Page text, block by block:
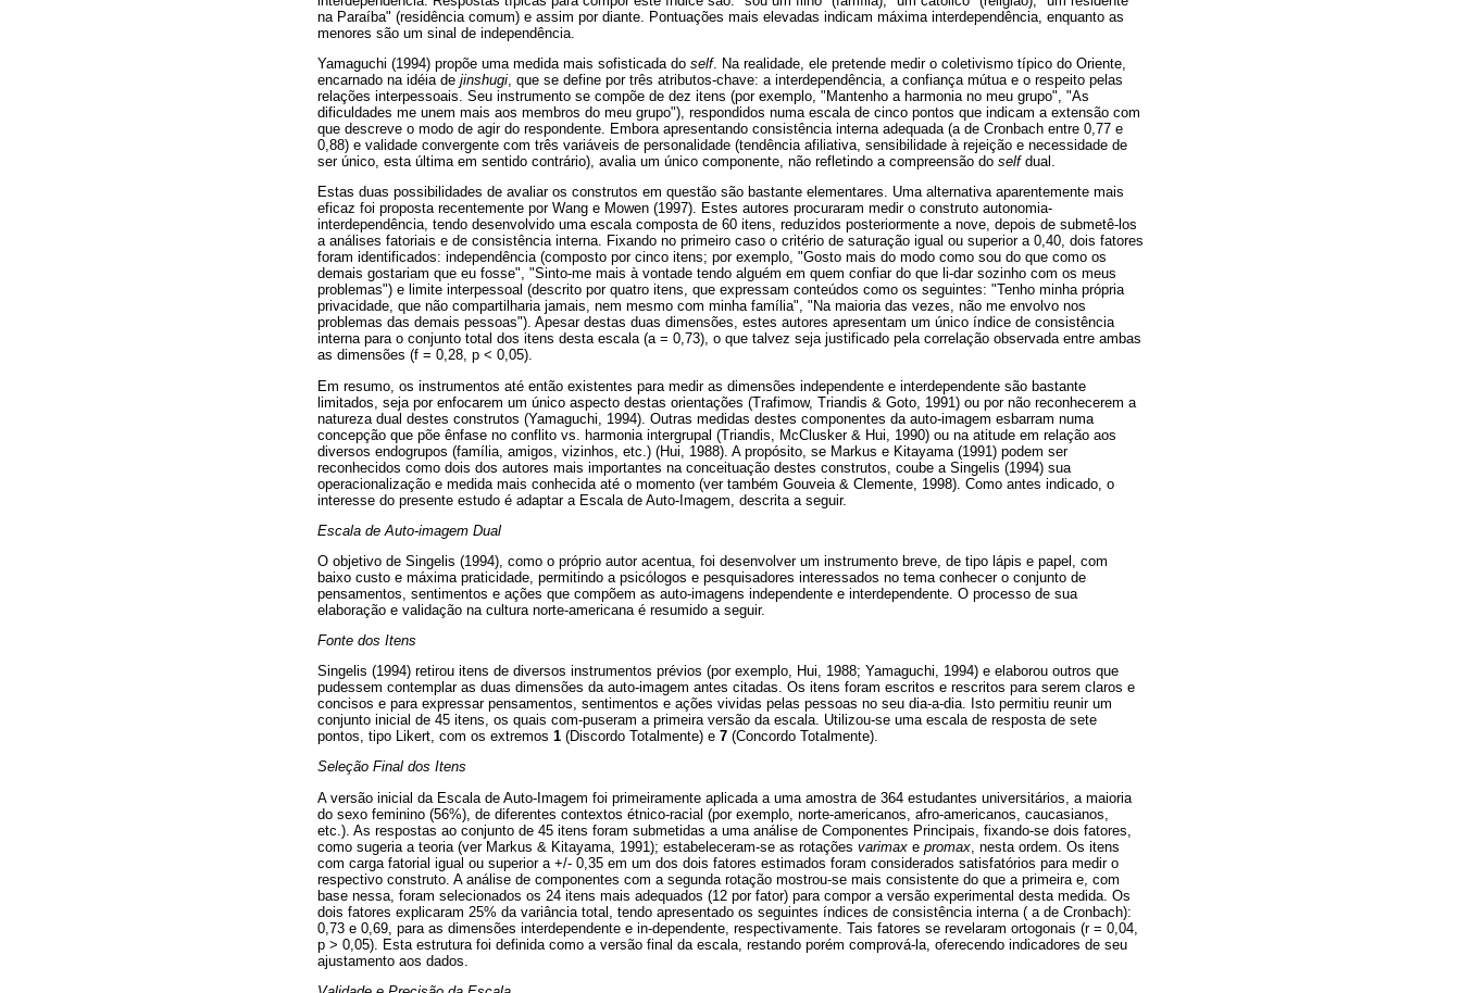
na Paraíba" (residência comum) e assim por diante. Pontuações mais elevadas indicam máxima interdependência, enquanto as
menores são um sinal de independência.
Yamaguchi (1994) propõe uma medida mais sofisticada do self. Na realidade, ele pretende medir o coletivismo típico do Oriente,
encarnado na idéia de jinshugi, que se define por três atributos-chave: a interdependência, a confiança mútua e o respeito pelas
relações interpessoais. Seu instrumento se compõe de dez itens (por exemplo, "Mantenho a harmonia no meu grupo", "As
dificuldades me unem mais aos membros do meu grupo"), respondidos numa escala de cinco pontos que indicam a extensão com
que descreve o modo de agir do respondente. Embora apresentando consistência interna adequada (a de Cronbach entre 0,77 e
0,88) e validade convergente com três variáveis de personalidade (tendência afiliativa, sensibilidade à rejeição e necessidade de
ser único, esta última em sentido contrário), avalia um único componente, não refletindo a compreensão do selfdual.
Estas duas possibilidades de avaliar os construtos em questão são bastante elementares. Uma alternativa aparentemente mais
eficaz foi proposta recentemente por Wang e Mowen (1997). Estes autores procuraram medir o construto autonomia-
interdependência, tendo desenvolvido uma escala composta de 60 itens, reduzidos posteriormente a nove, depois de submetê-los
a análises fatoriais e de consistência interna. Fixando no primeiro caso o critério de saturação igual ou superior a 0,40, dois fatores
foram identificados: independência (composto por cinco itens; por exemplo, "Gosto mais do modo como sou do que como os
demais gostariam que eu fosse", "Sinto-me mais à vontade tendo alguém em quem confiar do que li-dar sozinho com os meus
problemas") e limite interpessoal (descrito por quatro itens, que expressam conteúdos como os seguintes: "Tenho minha própria
privacidade, que não compartilharia jamais, nem mesmo com minha família", "Na maioria das vezes, não me envolvo nos
problemas das demais pessoas"). Apesar destas duas dimensões, estes autores apresentam um único índice de consistência
interna para o conjunto total dos itens desta escala (a = 0,73), o que talvez seja justificado pela correlação observada entre ambas
as dimensões (f = 0,28, p < 0,05).
Em resumo, os instrumentos até então existentes para medir as dimensões independente e interdependente são bastante
limitados, seja por enfocarem um único aspecto destas orientações (Trafimow, Triandis & Goto, 1991) ou por não reconhecerem a
natureza dual destes construtos (Yamaguchi, 1994). Outras medidas destes componentes da auto-imagem esbarram numa
concepção que põe ênfase no conflito vs. harmonia intergrupal (Triandis, McClusker & Hui, 1990) ou na atitude em relação aos
diversos endogrupos (família, amigos, vizinhos, etc.) (Hui, 1988). A propósito, se Markus e Kitayama (1991) podem ser
reconhecidos como dois dos autores mais importantes na conceituação destes construtos, coube a Singelis (1994) sua
operacionalização e medida mais conhecida até o momento (ver também Gouveia & Clemente, 1998). Como antes indicado, o
interesse do presente estudo é adaptar a Escala de Auto-Imagem, descrita a seguir.
Escala de Auto-imagem Dual
O objetivo de Singelis (1994), como o próprio autor acentua, foi desenvolver um instrumento breve, de tipo lápis e papel, com
baixo custo e máxima praticidade, permitindo a psicólogos e pesquisadores interessados no tema conhecer o conjunto de
pensamentos, sentimentos e ações que compõem as auto-imagens independente e interdependente. O processo de sua
elaboração e validação na cultura norte-americana é resumido a seguir.
Fonte dos Itens
Singelis (1994) retirou itens de diversos instrumentos prévios (por exemplo, Hui, 1988; Yamaguchi, 1994) e elaborou outros que
pudessem contemplar as duas dimensões da auto-imagem antes citadas. Os itens foram escritos e rescritos para serem claros e
concisos e para expressar pensamentos, sentimentos e ações vividas pelas pessoas no seu dia-a-dia. Isto permitiu reunir um
conjunto inicial de 45 itens, os quais com-puseram a primeira versão da escala. Utilizou-se uma escala de resposta de sete
pontos, tipo Likert, com os extremos 1 (Discordo Totalmente) e 7 (Concordo Totalmente).
Seleção Final dos Itens
A versão inicial da Escala de Auto-Imagem foi primeiramente aplicada a uma amostra de 364 estudantes universitários, a maioria
do sexo feminino (56%), de diferentes contextos étnico-racial (por exemplo, norte-americanos, afro-americanos, caucasianos,
etc.). As respostas ao conjunto de 45 itens foram submetidas a uma análise de Componentes Principais, fixando-se dois fatores,
como sugeria a teoria (ver Markus & Kitayama, 1991); estabeleceram-se as rotações varimax e promax , nesta ordem. Os itens
com carga fatorial igual ou superior a +/- 0,35 em um dos dois fatores estimados foram considerados satisfatórios para medir o
respectivo construto. A análise de componentes com a segunda rotação mostrou-se mais consistente do que a primeira e, com
base nessa, foram selecionados os 24 itens mais adequados (12 por fator) para compor a versão experimental desta medida. Os
dois fatores explicaram 25% da variância total, tendo apresentado os seguintes índices de consistência interna ( a de Cronbach):
0,73 e 0,69, para as dimensões interdependente e in-dependente, respectivamente. Tais fatores se revelaram ortogonais (r = 0,04,
p > 0,05). Esta estrutura foi definida como a versão final da escala, restando porém comprová-la, oferecendo indicadores de seu
ajustamento aos dados.